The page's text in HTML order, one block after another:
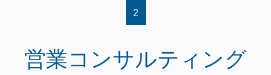
2
営業コンサルティング